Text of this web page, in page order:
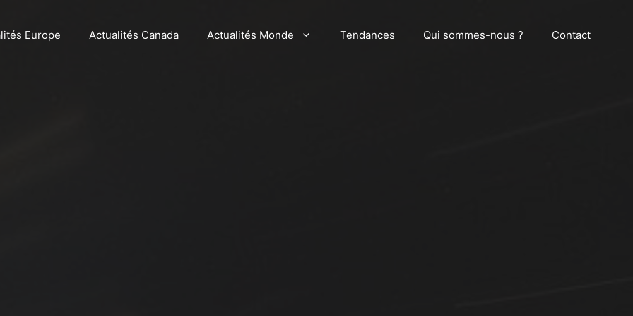
Europe Actualités Canada Actualités Monde Tendances Qui sommes-nous ? Contact